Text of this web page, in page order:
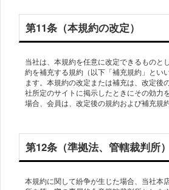
第11条（本規約の改定）
当社は、本規約を任意に改定できるものと
約を補充する規約（以下「補充規約」とい
ます。本規約の改定または補充は、改定後
社所定のサイトに掲示したときにその効力
場合、会員は、改定後の規約および補充規
第12条（準拠法、管轄裁判所）
本規約に関して紛争が生じた場合、当社本